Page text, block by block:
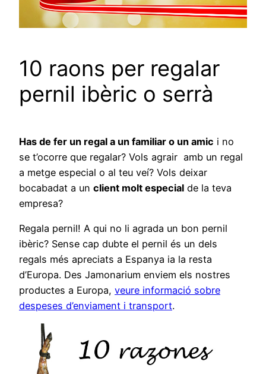
10 raons per regalar
pernil ibèric o serrà
Has de fer un regal a un familiar o un amic i no
se t’ocorre que regalar? Vols agrair amb un regal
a metge especial o al teu veí? Vols deixar
bocabadat a un client molt especial de la teva
empresa?
Regala pernil! A qui no li agrada un bon pernil
ibèric? Sense cap dubte el pernil és un dels
regals més apreciats a Espanya ia la resta
d’Europa. Des Jamonarium enviem els nostres
productes a Europa, veure informació sobre
despeses d’enviament i transport.